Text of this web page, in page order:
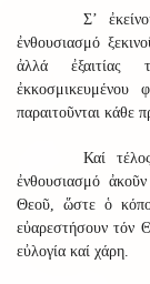
Σ’
ἐνθουσιασμό
ἀλλά ἐξαιτίας
ἐκκοσμικευμένου
παραιτοῦνται κάθε
Καί
ἐνθουσιασμό
Θεοῦ, ὥστε ὁ
εὐαρεστήσουν τόν
εὐλογία καί χάρη.